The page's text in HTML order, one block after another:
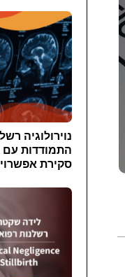
נוירולוגיה
התמודדות עם
סקירת